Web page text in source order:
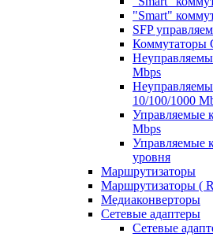
"Smart"
SFP
Коммутаторы
Mbps
10/100/1000
Управляемые
Mbps
Управляемые
уровня
Маршрутизаторы
Маршрутизаторы (
Медиаконверторы
Сетевые адаптеры
Сетевые